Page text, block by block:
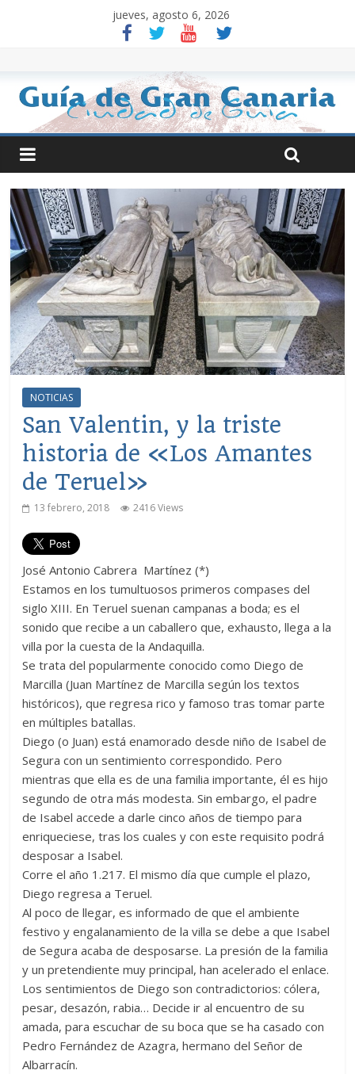
jueves, agosto 6, 2026
NOTICIAS
San Valentin, y la triste
historia de «Los Amantes
de Teruel»
13 febrero, 2018 2416 Views
José Antonio Cabrera ​ Martínez (*)​
Estamos en los tumultuosos primeros compases del
siglo XIII. En Teruel suenan campanas a boda; es el
sonido que recibe a un caballero que, exhausto, llega a la
villa por la cuesta de la Andaquilla.
Se trata del popularmente conocido como Diego de
Marcilla (Juan Martínez de Marcilla según los textos
históricos), que regresa rico y famoso tras tomar parte
en múltiples batallas.
Diego (o Juan) está enamorado desde niño de Isabel de
Segura con un sentimiento correspondido. Pero
mientras que ella es de una familia importante, él es hijo
segundo de otra más modesta. Sin embargo, el padre
de Isabel accede a darle cinco años de tiempo para
enriqueciese, tras los cuales y con este requisito podrá
desposar a Isabel.
Corre el año 1.217. El mismo día que cumple el plazo,
Diego regresa a Teruel.
Al poco de llegar, es informado de que el ambiente
festivo y engalanamiento de la villa se debe a que Isabel
de Segura acaba de desposarse. La presión de la familia
y un pretendiente muy principal, han acelerado el enlace.
Los sentimientos de Diego son contradictorios: cólera,
pesar, desazón, rabia… Decide ir al encuentro de su
amada, para escuchar de su boca que se ha casado con
Pedro Fernández de Azagra, hermano del Señor de
Albarracín.